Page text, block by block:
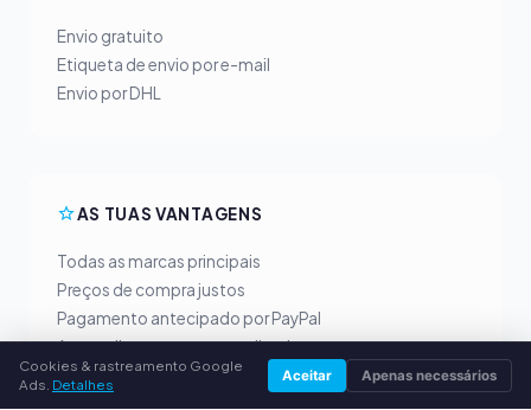
Envio gratuito
Etiqueta de envio por e-mail
Envio por DHL
AS TUAS VANTAGENS
Todas as marcas principais
Preços de compra justos
Pagamento antecipado por PayPal
Aconselhamento personalizado
Cookies & rastreamento Google
Ads. Detalhes Aceitar Apenas necessários